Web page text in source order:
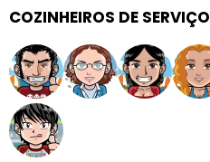
COZINHEIROS DE SERVIÇO